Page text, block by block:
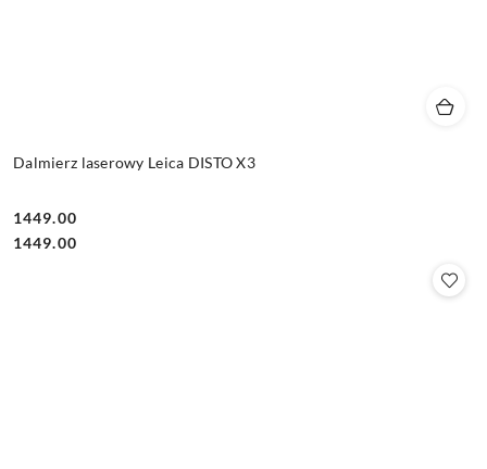
Dalmierz laserowy Leica DISTO X3
Cena:
1449.00
Cena:
1449.00